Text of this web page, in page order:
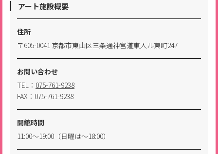
アート施設概要
住所
〒605-0041 京都市東山区三条通神宮道東入ル東町247
お問い合わせ
TEL： 075-761-9238
FAX：075-761-9238
開館時間
11:00～19:00（日曜は～18:00）